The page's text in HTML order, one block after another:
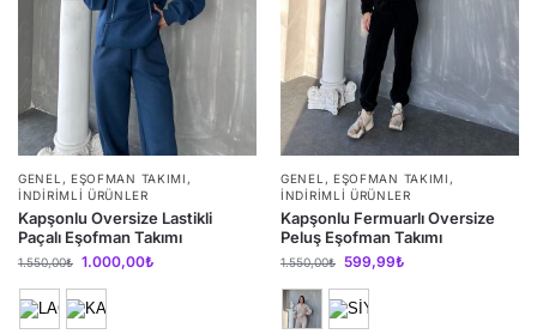
GENEL , EŞOFMAN TAKIMI ,
İNDIRIMLI ÜRÜNLER
Kapşonlu Oversize Lastikli
Paçalı Eşofman Takımı
1.550,00₺ 1.000,00₺
GENEL , EŞOFMAN TAKIMI ,
İNDIRIMLI ÜRÜNLER
Kapşonlu Fermuarlı Oversize
Peluş Eşofman Takımı
1.550,00₺ 599,99₺